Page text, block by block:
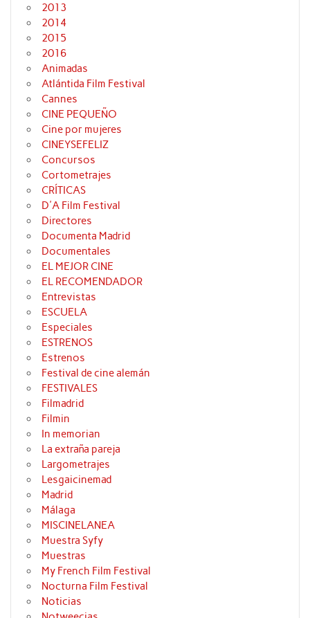
2013
2014
2015
2016
Animadas
Atlántida Film Festival
Cannes
CINE PEQUEÑO
Cine por mujeres
CINEYSEFELIZ
Concursos
Cortometrajes
CRÍTICAS
D'A Film Festival
Directores
Documenta Madrid
Documentales
EL MEJOR CINE
EL RECOMENDADOR
Entrevistas
ESCUELA
Especiales
ESTRENOS
Estrenos
Festival de cine alemán
FESTIVALES
Filmadrid
Filmin
In memorian
La extraña pareja
Largometrajes
Lesgaicinemad
Madrid
Málaga
MISCINELANEA
Muestra Syfy
Muestras
My French Film Festival
Nocturna Film Festival
Noticias